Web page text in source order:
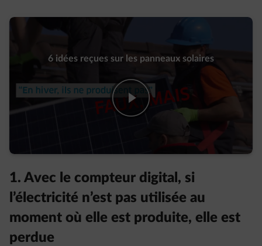
6 idées reçues sur les panneaux solaires
play-fwd
1. Avec le compteur digital, si
l’électricité n’est pas utilisée au
moment où elle est produite, elle est
perdue